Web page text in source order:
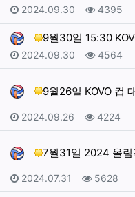
작성일
2024.09.30 조회
4395
9월30일 15:30
작성일
2024.09.30 조회
4564
9월26일 KOVO 컵 대
작성일
2024.09.26 조회
4224
7월31일 2024 올림픽
작성일
2024.07.31 조회
5628